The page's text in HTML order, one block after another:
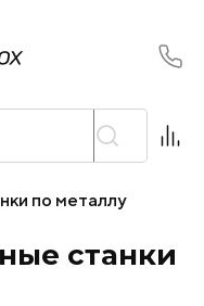
по металлу
станки